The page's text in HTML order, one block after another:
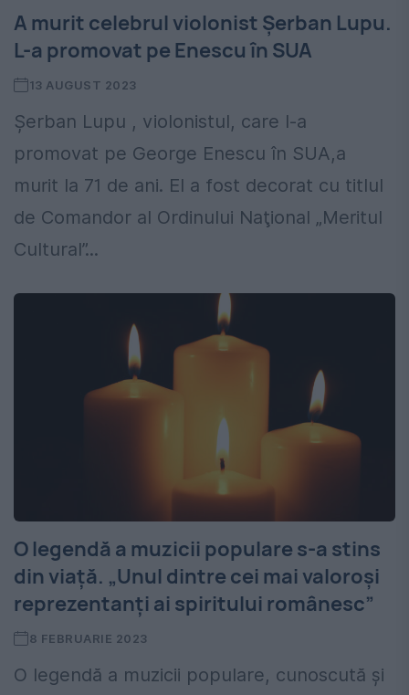
A murit celebrul violonist Șerban Lupu.
L-a promovat pe Enescu în SUA
13 AUGUST 2023
Șerban Lupu , violonistul, care l-a
promovat pe George Enescu în SUA,a
murit la 71 de ani. El a fost decorat cu titlul
de Comandor al Ordinului Naţional „Meritul
Cultural”...
O legendă a muzicii populare s-a stins
din viață. „Unul dintre cei mai valoroși
reprezentanți ai spiritului românesc”
8 FEBRUARIE 2023
O legendă a muzicii populare, cunoscută și